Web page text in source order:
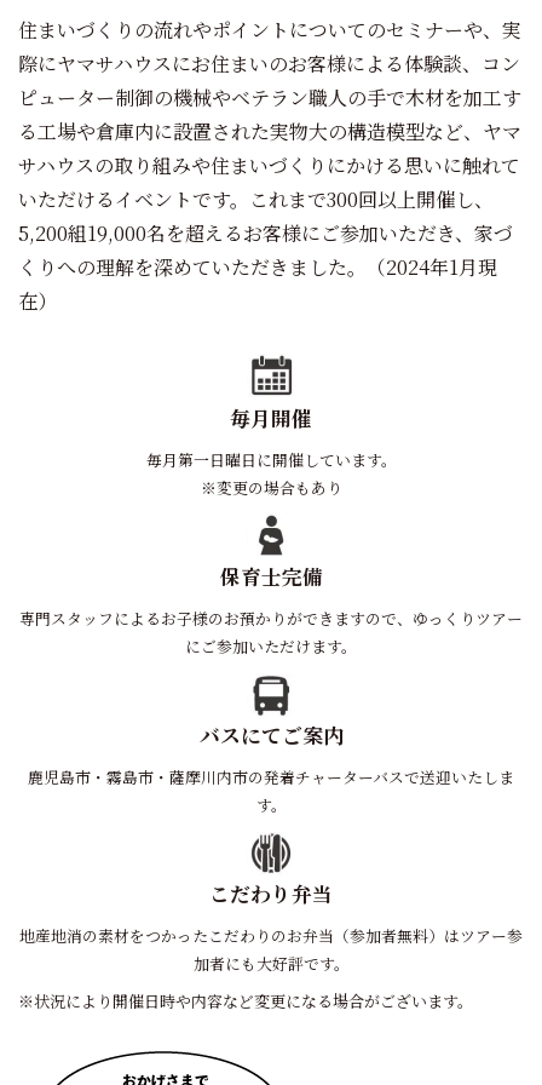
住まいづくりの流れやポイントについてのセミナーや、実
際にヤマサハウスにお住まいのお客様による体験談、コン
ピューター制御の機械やベテラン職人の手で木材を加工す
る工場や倉庫内に設置された実物大の構造模型など、ヤマ
サハウスの取り組みや住まいづくりにかける思いに触れて
いただけるイベントです。これまで300回以上開催し、
5,200組19,000名を超えるお客様にご参加いただき、家づ
くりへの理解を深めていただきました。（2024年1月現
在）
毎月開催
毎月第一日曜日に開催しています。
※変更の場合もあり
保育士完備
専門スタッフによるお子様のお預かりができますので、ゆっくりツアー
にご参加いただけます。
バスにてご案内
鹿児島市・霧島市・薩摩川内市の発着チャーターバスで送迎いたしま
す。
こだわり弁当
地産地消の素材をつかったこだわりのお弁当（参加者無料）はツアー参
加者にも大好評です。
※状況により開催日時や内容など変更になる場合がございます。